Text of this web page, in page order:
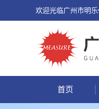
欢迎光临广州市明乐
首页